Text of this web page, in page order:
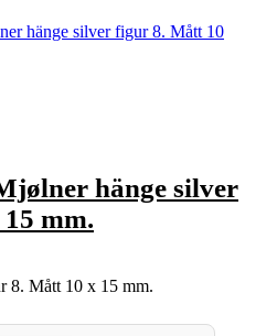
hänge silver
mm.
8. Mått 10 x 15 mm.